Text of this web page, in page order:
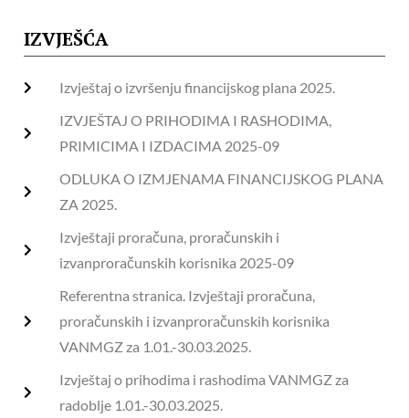
IZVJEŠĆA
Izvještaj o izvršenju financijskog plana 2025.
IZVJEŠTAJ O PRIHODIMA I RASHODIMA,
PRIMICIMA I IZDACIMA 2025-09
ODLUKA O IZMJENAMA FINANCIJSKOG PLANA
ZA 2025.
Izvještaji proračuna, proračunskih i
izvanproračunskih korisnika 2025-09
Referentna stranica. Izvještaji proračuna,
proračunskih i izvanproračunskih korisnika
VANMGZ za 1.01.-30.03.2025.
Izvještaj o prihodima i rashodima VANMGZ za
radoblje 1.01.-30.03.2025.